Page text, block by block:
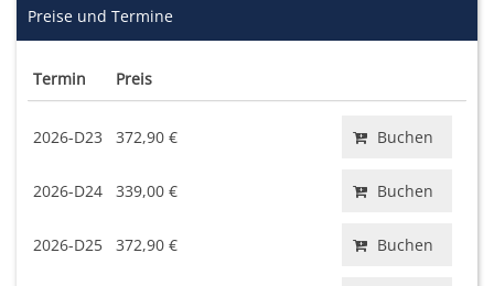
Preise und Termine
Termin Preis
2026-D23 372,90 € Buchen
2026-D24 339,00 € Buchen
2026-D25 372,90 € Buchen